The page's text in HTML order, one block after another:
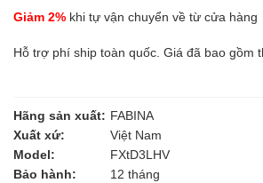
Giảm 2% khi tự vận chuyển về từ cửa hàng
Hỗ trợ phí ship toàn quốc. Giá đã bao gồm
Hãng sản xuất: FABINA
Xuất xứ:
Việt Nam
Model:
FXtD3LHV
Bảo hành:
12 tháng